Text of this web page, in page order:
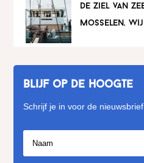
de ziel van
mosselen,
Blijf op de hoogte
Schrijf je in voor de nieuwsbrief